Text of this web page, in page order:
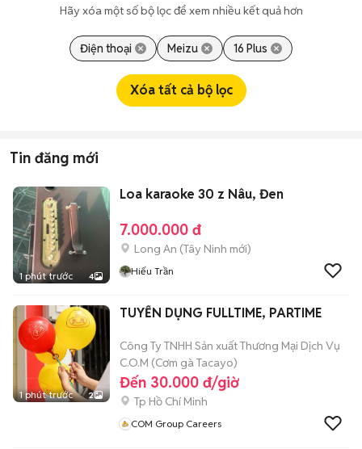
Hãy xóa một số bộ lọc để xem nhiều kết quả hơn
Điện thoại Meizu 16 Plus
Xóa tất cả bộ lọc
Tin đăng mới
1 phút trước 4
Loa karaoke 30 z Nâu, Đen
7.000.000 đ
Long An (Tây Ninh mới)
Hiếu Trần
1 phút trước 2
TUYỂN DỤNG FULLTIME, PARTIME
Công Ty TNHH Sản xuất Thương Mại Dịch Vụ
C.O.M (Cơm gà Tacayo)
Đến 30.000 đ/giờ
Tp Hồ Chí Minh
COM Group Careers